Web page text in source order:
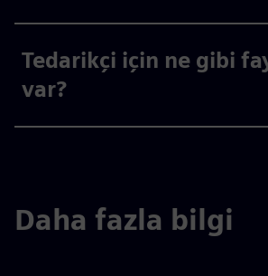
Tedarikçi için ne gibi
var?
Daha fazla bilgi